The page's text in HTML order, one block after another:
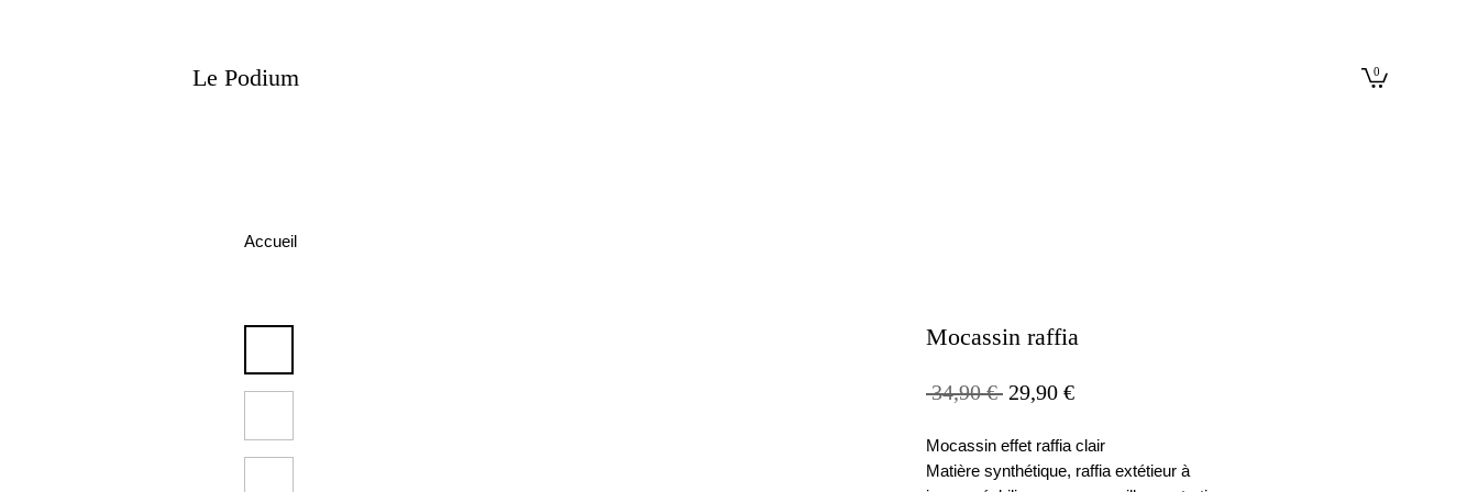
Le Podium 0
Accueil
Mocassin raffia
34,90 € Prix
29,90 €Prix
Mocassin effet raffia clair
Matière synthétique, raffia extétieur à